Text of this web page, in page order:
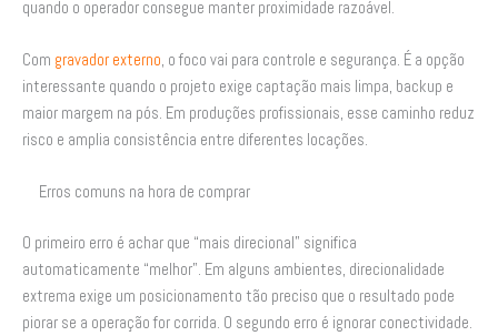
quando o operador consegue manter proximidade razoável.
Com gravador externo, o foco vai para controle e segurança. É a opção
interessante quando o projeto exige captação mais limpa, backup e
maior margem na pós. Em produções profissionais, esse caminho reduz
risco e amplia consistência entre diferentes locações.
Erros comuns na hora de comprar
O primeiro erro é achar que “mais direcional” significa
automaticamente “melhor”. Em alguns ambientes, direcionalidade
extrema exige um posicionamento tão preciso que o resultado pode
piorar se a operação for corrida. O segundo erro é ignorar conectividade.